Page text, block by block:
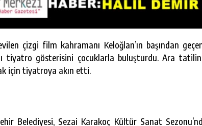
çizgi film kahramanı Keloğlan’ın başından
tiyatro gösterisini çocuklarla buluşturdu. Ara
için tiyatroya akın etti.
Belediyesi, Sezai Karakoç Kültür Sanat